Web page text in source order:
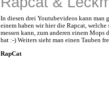
In diesen drei Youtubevideos kann man
einem haben wir hier die Rapcat,
messen kann, zum anderen einem
hat :-) Weiters sieht man einen Tauben
RapCat